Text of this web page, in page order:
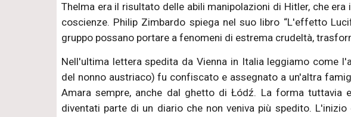
Thelma era il risultato delle abili manipolazioni di Hitler, che
coscienze. Philip Zimbardo spiega nel suo libro “L'effetto
gruppo possano portare a fenomeni di estrema crudeltà,
Nell'ultima lettera spedita da Vienna in Italia leggiamo come
del nonno austriaco) fu confiscato e assegnato a un'altra
Amara sempre, anche dal ghetto di Łódź. La forma tuttavia
diventati parte di un diario che non veniva più spedito.